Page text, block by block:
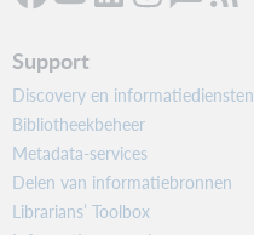
Support
Discovery en informatiediensten
Bibliotheekbeheer
Metadata-services
Delen van informatiebronnen
Librarians’ Toolbox